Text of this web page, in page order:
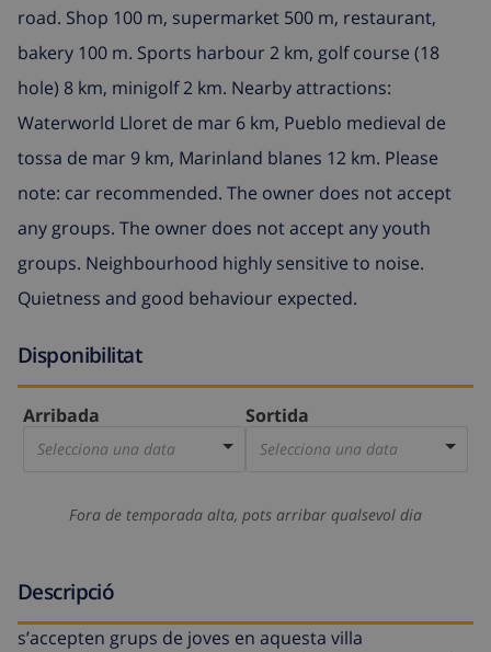
road. Shop 100 m, supermarket 500 m, restaurant,
bakery 100 m. Sports harbour 2 km, golf course (18
hole) 8 km, minigolf 2 km. Nearby attractions:
Waterworld Lloret de mar 6 km, Pueblo medieval de
tossa de mar 9 km, Marinland blanes 12 km. Please
note: car recommended. The owner does not accept
any groups. The owner does not accept any youth
groups. Neighbourhood highly sensitive to noise.
Quietness and good behaviour expected.
Disponibilitat
Arribada
Selecciona una data
Sortida
Selecciona una data
Fora de temporada alta, pots arribar qualsevol dia
Descripció
s’accepten grups de joves en aquesta villa